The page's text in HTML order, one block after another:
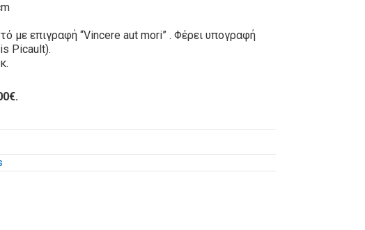
με επιγραφή “Vincere aut mori” . Φέρει υπογραφή
Picault).